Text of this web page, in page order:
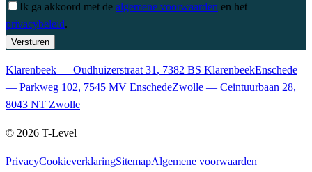
Ik ga akkoord met de algemene voorwaarden en het
privacybeleid.
Versturen
Klarenbeek — Oudhuizerstraat 31 , 7382 BS KlarenbeekEnschede
— Parkweg 102, 7545 MV EnschedeZwolle — Ceintuurbaan 28,
8043 NT Zwolle
© 2026 T-Level
PrivacyCookieverklaringSitemapAlgemene voorwaarden